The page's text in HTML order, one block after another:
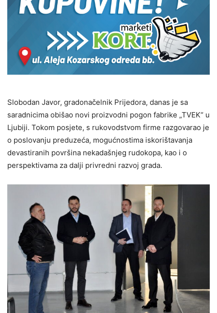
Slobodan Javor, gradonačelnik Prijedora, danas je sa
saradnicima obišao novi proizvodni pogon fabrike „TVEK“ u
Ljubiji. Tokom posjete, s rukovodstvom firme razgovarao je
o poslovanju preduzeća, mogućnostima iskorištavanja
devastiranih površina nekadašnjeg rudokopa, kao i o
perspektivama za dalji privredni razvoj grada.